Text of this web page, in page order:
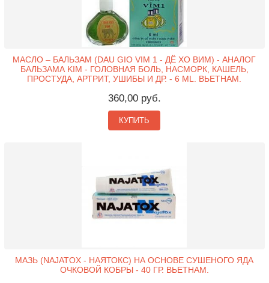
МАСЛО – БАЛЬЗАМ (DAU GIO VIM 1 - ДЁ ХО ВИМ) - АНАЛОГ
БАЛЬЗАМА KIM - ГОЛОВНАЯ БОЛЬ, НАСМОРК, КАШЕЛЬ,
ПРОСТУДА, АРТРИТ, УШИБЫ И ДР. - 6 ML. ВЬЕТНАМ.
360,00 руб.
КУПИТЬ
МАЗЬ (NAJATOX - НАЯТОКС) НА ОСНОВЕ СУШЕНОГО ЯДА
ОЧКОВОЙ КОБРЫ - 40 ГР. ВЬЕТНАМ.